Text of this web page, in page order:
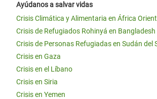
Ayúdanos a salvar vidas
Crisis Climática y Alimentaria en África
Crisis de Refugiados Rohinyá en Bangladesh
Crisis de Personas Refugiadas en Sudán del
Crisis en Gaza
Crisis en el Líbano
Crisis en Siria
Crisis en Yemen